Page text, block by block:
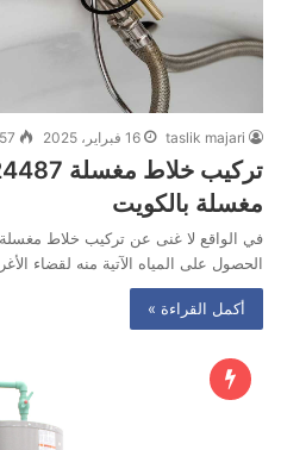
taslik majari 16 فبراير، 2025
مغسلة بالكويت
في الواقع لا غنى عن تركيب خلاط
الحصول على المياه الآتية منه لقضاء
أكمل القراءة »